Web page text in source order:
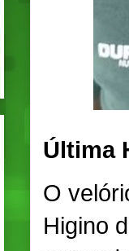
Última
O
Higino